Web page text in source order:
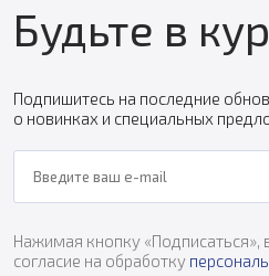
Будьте в
Подпишитесь на последние
о новинках и специальных
Нажимая кнопку «Подписаться»,
согласие на обработку